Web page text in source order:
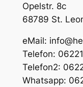
Opelstr. 8c
68789 St.
eMail:
Telefon:
Telefon2:
Whatsapp: